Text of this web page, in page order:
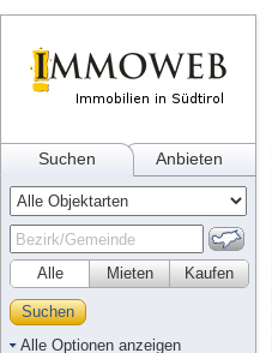
Suchen Anbieten
Alle Kaufen
Mieten
Suchen
Alle Optionen anzeigen